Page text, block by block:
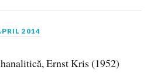
2014
Ernst Kris (1952)